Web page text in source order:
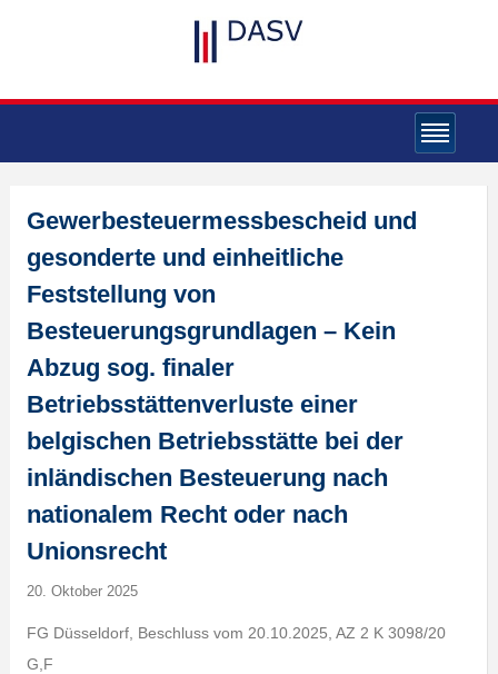
Gewerbesteuermessbescheid und
gesonderte und einheitliche
Feststellung von
Besteuerungsgrundlagen – Kein
Abzug sog. finaler
Betriebsstättenverluste einer
belgischen Betriebsstätte bei der
inländischen Besteuerung nach
nationalem Recht oder nach
Unionsrecht
20. Oktober 2025
FG Düsseldorf, Beschluss vom 20.10.2025, AZ 2 K 3098/20
G,F